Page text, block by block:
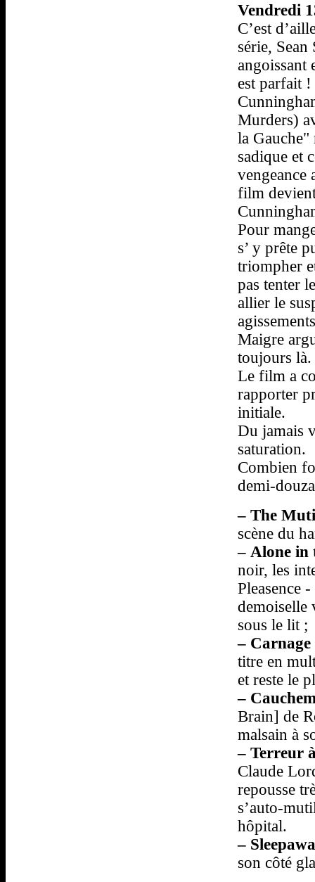
Vendredi
C’est
série,
angoissant
est parfait !
Murders)
la
sadique et
vengeance
film
Pour
s’ y prête
triompher
pas tenter
allier le
Maigre
toujours là.
Le film a
rapporter
initiale.
Du jamais
saturation.
Combien
demi-
– The
scène du
– Alone in
noir, les
Pleasence
demoiselle
sous le lit ;
– Carnage
titre en
et reste le
–
Brain] de
malsain à
– Terreur
Claude
repousse
s’auto-
hôpital.
–
son côté